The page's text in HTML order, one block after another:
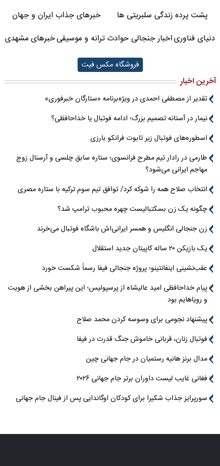
پشت پرده زندگی سلبریتی ها
خبرهای جذاب ایران و جهان
دنیای فناوریاخبار جنجالی حوادثترانه و موسیقیخبرهای مشهدی
فروشگاه مکس فیت
آخرین اخبار
تقدیر از مصطفی احمدی در ویژه‌برنامه «ستارگان خبرفوری»
نیمار در آستانه تصمیم بزرگ؛ ادامه فوتبال یا خداحافظی؟
اسطوره‌های فوتبال زیر تابوت فرانکو بارزی
طارمی در رادار تیم مطرح فرانسوی؛ ستاره سابق چلسی و آرسنال زوج
مهاجم ایرانی می‌شود؟
انتخاب صلاح همه را شوکه کرد/ توافق تیم سوم ترکیه با ستاره مصری
چگونه یک زن بسکتبالیست چهره محبوب ترامپ شد؟
زن جنجالی انگلیس و همسر ایرانی‌اش باشگاه فوتبال می‌خرند
یک بازیکن ۲۰ ساله کاپیتان جدید استقلال
عقب‌نشینی اینفانتینو؛ پروژه جنجالی فیفا رسماً شکست خورد
پیام خداحافظی امید عالیشاه از پرسپولیس؛ این پیراهن بخشی از هویت
و رویاهایم بود
پیشنهاد نجومی برای وسوسه کردن محمد صلاح
فوتبال زنان، قربانی خاموش جنگ قدرت در فیفا
مدال برنز هانیه رستمیان در جام جهانی چین
فغانی غایب لیست داوران برتر جام جهانی ۲۰۲۶
سورپرایز جذاب شکیرا برای کودکان اوگاندایی پس از فینال جام جهانی